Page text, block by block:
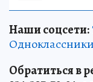
Наши соцсети:
Одноклассники
Обратиться в